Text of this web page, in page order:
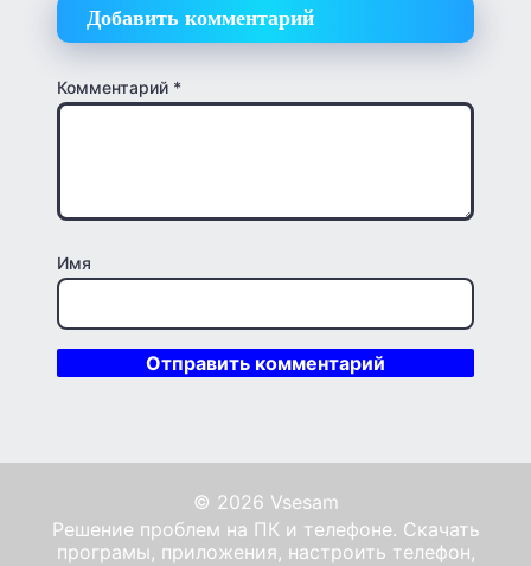
Добавить комментарий
Комментарий *
Имя
© 2026 Vsesam
Решение проблем на ПК и телефоне. Скачать
програмы, приложения, настроить телефон,